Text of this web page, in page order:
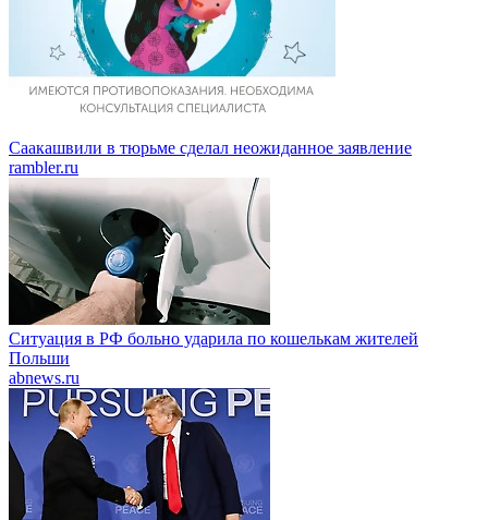
Саакашвили в тюрьме сделал неожиданное заявление
rambler.ru
Ситуация в РФ больно ударила по кошелькам жителей
Польши
abnews.ru